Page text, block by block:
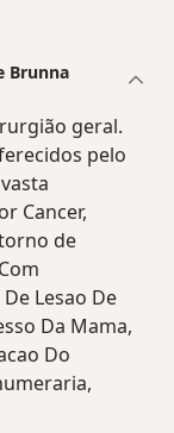
Brunna
geral.
pelo
Cancer,
de
Lesao De
Da Mama,
Do